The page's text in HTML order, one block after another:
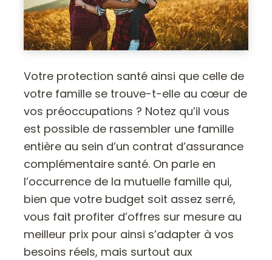
Votre protection santé ainsi que celle de
votre famille se trouve-t-elle au cœur de
vos préoccupations ? Notez qu’il vous
est possible de rassembler une famille
entière au sein d’un contrat d’assurance
complémentaire santé. On parle en
l’occurrence de la mutuelle famille qui,
bien que votre budget soit assez serré,
vous fait profiter d’offres sur mesure au
meilleur prix pour ainsi s’adapter à vos
besoins réels, mais surtout aux